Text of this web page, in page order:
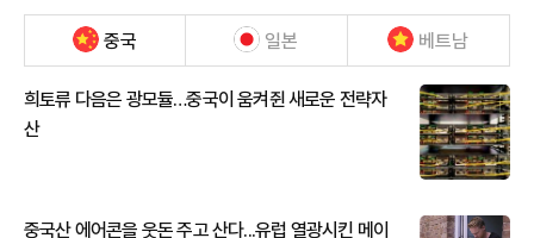
중국 일본 베트남
희토류 다음은 광모듈…중국이 움켜쥔 새로운 전략자
산
중국산 에어콘을 웃돈 주고 산다...유럽 열광시킨 메이